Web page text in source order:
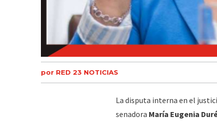
por RED 23 NOTICIAS
La disputa interna en el
senadora María Eugenia